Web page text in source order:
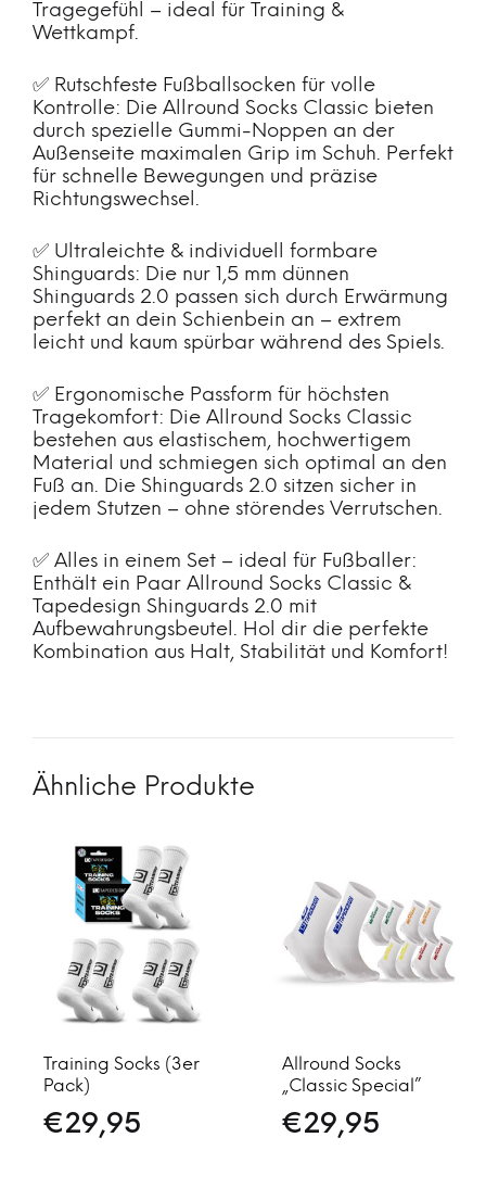
Tragegefühl – ideal für Training &
Wettkampf.
✅ Rutschfeste Fußballsocken für volle
Kontrolle: Die Allround Socks Classic bieten
durch spezielle Gummi-Noppen an der
Außenseite maximalen Grip im Schuh. Perfekt
für schnelle Bewegungen und präzise
Richtungswechsel.
✅ Ultraleichte & individuell formbare
Shinguards: Die nur 1,5 mm dünnen
Shinguards 2.0 passen sich durch Erwärmung
perfekt an dein Schienbein an – extrem
leicht und kaum spürbar während des Spiels.
✅ Ergonomische Passform für höchsten
Tragekomfort: Die Allround Socks Classic
bestehen aus elastischem, hochwertigem
Material und schmiegen sich optimal an den
Fuß an. Die Shinguards 2.0 sitzen sicher in
jedem Stutzen – ohne störendes Verrutschen.
✅ Alles in einem Set – ideal für Fußballer:
Enthält ein Paar Allround Socks Classic &
Tapedesign Shinguards 2.0 mit
Aufbewahrungsbeutel. Hol dir die perfekte
Kombination aus Halt, Stabilität und Komfort!
Ähnliche Produkte
Training Socks (3er
Pack)
€29,95
Allround Socks
„Classic Special”
€29,95